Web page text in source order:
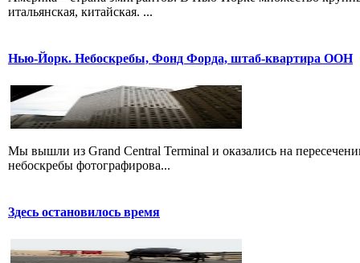
итальянская, китайская. ...
Нью-Йорк. Небоскребы, Фонд Форда, штаб-квартира ООН
Мы вышли из Grand Central Terminal и оказались на
небоскребы фотографирова...
Здесь остановилось время